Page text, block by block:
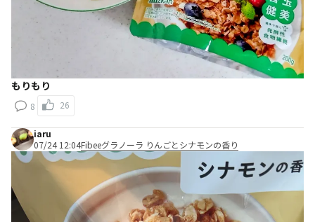
もりもり
8 26
iaru
07/24 12:04Fibeeグラノーラ りんごとシナモンの香り